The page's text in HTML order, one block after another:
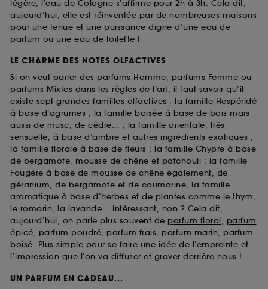
légère, l’eau de Cologne s’affirme pour 2h à 3h. Cela dit,
aujourd’hui, elle est réinventée par de nombreuses maisons
pour une tenue et une puissance digne d’une eau de
parfum ou une eau de toilette !
LE CHARME DES NOTES OLFACTIVES
Si on veut parler des parfums Homme, parfums Femme ou
parfums Mixtes dans les règles de l’art, il faut savoir qu’il
existe sept grandes familles olfactives : la famille Hespéridé
à base d’agrumes ; la famille boisée à base de bois mais
aussi de musc, de cèdre... ; la famille orientale, très
sensuelle, à base d’ambre et autres ingrédients exotiques ;
la famille florale à base de fleurs ; la famille Chypre à base
de bergamote, mousse de chêne et patchouli ; la famille
Fougère à base de mousse de chêne également, de
géranium, de bergamote et de coumarine, la famille
aromatique à base d’herbes et de plantes comme le thym,
le romarin, la lavande... Intéressant, non ? Cela dit,
aujourd’hui, on parle plus souvent de parfum floral, parfum
épicé, parfum poudré, parfum frais, parfum marin, parfum
boisé. Plus simple pour se faire une idée de l’empreinte et
l’impression que l’on va diffuser et graver derrière nous !
UN PARFUM EN CADEAU...